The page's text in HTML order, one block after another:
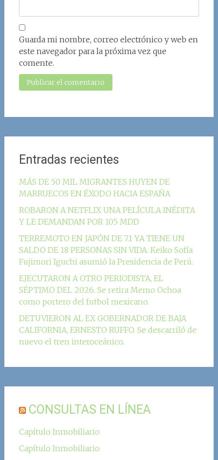
Guarda mi nombre, correo electrónico y web en
este navegador para la próxima vez que
comente.
Entradas recientes
MÁS DE 50 MIL MIGRANTES HUYEN DE
MARRUECOS EN ÉXODO HACIA ESPAÑA
ROBARON A NETFLIX UNA PELÍCULA INÉDITA
Y LE DEMANDAN POR 105 MDD
TERREMOTO EN JAPÓN DE 7.1 YA TIENE UN
SALDO DE 18 PERSONAS SIN VIDA. Keiko Sofía
Fujimori Iguchi asumió la Presidencia de Perú.
EJECUTARON A OTRO PERIODISTA, EL
SÉPTIMO DEL 2026. Se retira Memo Ochoa
como portero del futbol mexicano.
DETUVIERON AL EX GOBERNADOR DE BAJA
CALIFORNIA, ERNESTO RUFFO. Se descarriló de
nuevo el tren interoceánico.
CONSULTAS EN LÍNEA
Capítulo Inmobiliario
Capítulo Inmobiliario